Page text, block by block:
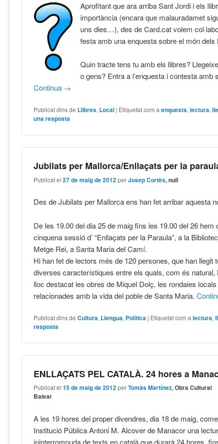
Aprofitant que ara arriba Sant Jordi i els
importància (encara que malauradamet
uns dies…), des de Card.cat volem
festa amb una enquesta sobre el món dels
Quin tracte tens tu amb els llibres?
o gens? Entra a l’enquesta i contesta amb
Continua →
Publicat dins de Llibres, Local | Etiquetat com a enquesta,lectura,
una resposta
Jubilats per Mallorca/Enllaçats per la
Publicat el27 de maig de 2012 perJosep Cortès, null
Des de Jubilats per Mallorca ens han fet arribar aquesta
De les 19.00 del dia 25 de maig fins les 19.00 del 26 hem
cinquena sessió d’ “Enllaçats per la Paraula”, a la
Metge Rei, a Santa Maria del Camí.
Hi han fet de lectors més de 120 persones, que han llegit
diverses característiques entre els quals, com és natural,
lloc destacat les obres de Miquel Dolç, les rondaies
relacionades amb la vida del poble de Santa Maria.
Publicat dins de Cultura, Llengua, Política | Etiquetat com a lectura,
resposta
ENLLAÇATS PEL CATALÀ. 24 hores a
Publicat el15 de maig de 2012 perTomàs Martínez, Obra Cultural
Balear
A les 19 hores del proper divendres, dia 18 de maig,
Institució Pública Antoni M. Alcover de Manacor una
ininterrompuda de texts en català que durarà 24 hores,